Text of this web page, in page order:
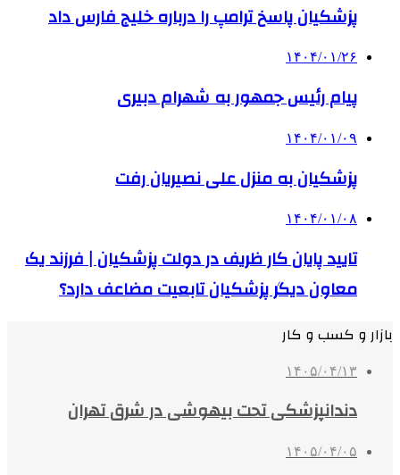
پزشکیان پاسخ ترامپ را درباره خلیج فارس داد
۱۴۰۴/۰۱/۲۶
پیام رئیس جمهور به شهرام دبیری
۱۴۰۴/۰۱/۰۹
پزشکیان به منزل علی نصیریان رفت
۱۴۰۴/۰۱/۰۸
تایید پایان کار ظریف در دولت پزشکیان | فرزند یک
معاون دیگر پزشکیان تابعیت مضاعف دارد؟
بازار و کسب و کار
۱۴۰۵/۰۴/۱۳
دندانپزشکی تحت بیهوشی در شرق تهران
۱۴۰۵/۰۴/۰۵